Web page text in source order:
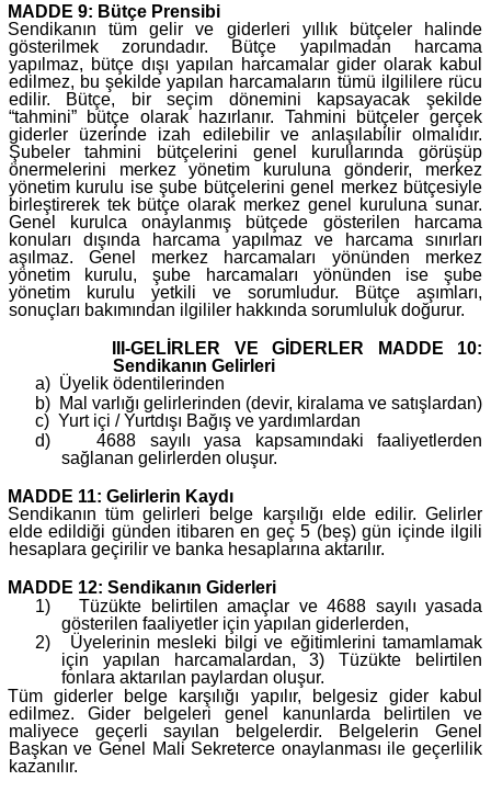
MADDE 9: Bütçe Prensibi
Sendikanın tüm gelir ve giderleri yıllık bütçeler halinde
gösterilmek zorundadır. Bütçe yapılmadan harcama
yapılmaz, bütçe dışı yapılan harcamalar gider olarak kabul
edilmez, bu şekilde yapılan harcamaların tümü ilgililere rücu
edilir. Bütçe, bir seçim dönemini kapsayacak şekilde
“tahmini” bütçe olarak hazırlanır. Tahmini bütçeler gerçek
giderler üzerinde izah edilebilir ve anlaşılabilir olmalıdır.
Şubeler tahmini bütçelerini genel kurullarında görüşüp
önermelerini merkez yönetim kuruluna gönderir, merkez
yönetim kurulu ise şube bütçelerini genel merkez bütçesiyle
birleştirerek tek bütçe olarak merkez genel kuruluna sunar.
Genel kurulca onaylanmış bütçede gösterilen harcama
konuları dışında harcama yapılmaz ve harcama sınırları
aşılmaz. Genel merkez harcamaları yönünden merkez
yönetim kurulu, şube harcamaları yönünden ise şube
yönetim kurulu yetkili ve sorumludur. Bütçe aşımları,
sonuçları bakımından ilgililer hakkında sorumluluk doğurur.
III-GELİRLER VE GİDERLER MADDE 10:
Sendikanın Gelirleri
a) Üyelik ödentilerinden
b) Mal varlığı gelirlerinden (devir, kiralama ve satışlardan)
c) Yurt içi / Yurtdışı Bağış ve yardımlardan
d)
4688 sayılı yasa kapsamındaki faaliyetlerden
sağlanan gelirlerden oluşur.
MADDE 11: Gelirlerin Kaydı
Sendikanın tüm gelirleri belge karşılığı elde edilir. Gelirler
elde edildiği günden itibaren en geç 5 (beş) gün içinde ilgili
hesaplara geçirilir ve banka hesaplarına aktarılır.
MADDE 12: Sendikanın Giderleri
1)
Tüzükte belirtilen amaçlar ve 4688 sayılı yasada
gösterilen faaliyetler için yapılan giderlerden,
2)
Üyelerinin mesleki bilgi ve eğitimlerini tamamlamak
için yapılan harcamalardan, 3) Tüzükte belirtilen
fonlara aktarılan paylardan oluşur.
Tüm giderler belge karşılığı yapılır, belgesiz gider kabul
edilmez. Gider belgeleri genel kanunlarda belirtilen ve
maliyece geçerli sayılan belgelerdir. Belgelerin Genel
Başkan ve Genel Mali Sekreterce onaylanması ile geçerlilik
kazanılır.